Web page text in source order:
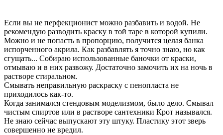
Если вы не перфекционист можно разбавить и водой. Не
рекомендую разводить краску в той таре в которой купили.
Можно и не попасть в пропорцию, получится целая банка
испорченного акрила. Как разбавлять я точно знаю, но как
сгущать... Собираю использованные баночки от краски,
отмываю и в них развожу. Достаточно замочить их на ночь в
растворе стиральном.
Смывать неправильную раскраску с пенопласта не
приходилось как-то.
Когда занимался стендовым моделизмом, было дело. Смывал
чистым спиртов или в растворе сантехники Крот назывался.
Не знаю сейчас выпускают эту штуку. Пластику этот зверь
совершенно не вредил.